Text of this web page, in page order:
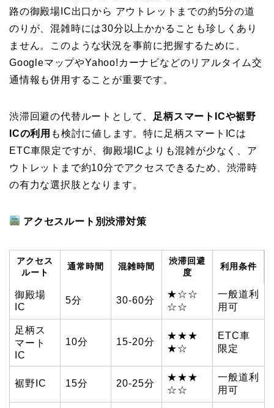
路の御殿場IC出口から アウトレットまでの約5分の道
のりが、混雑時には30分以上かかることも珍しくあり
ません。このような状況を事前に把握するために、
GoogleマップやYahoo!カーナビなどのリアルタイム交
通情報も併用することが重要です。
渋滞回避の代替ルートとして、
足柄スマートICや裾野
ICの利用 も検討に値します。特に足柄スマートICは
ETC車限定ですが、御殿場ICよりも混雑が少なく、ア
ウトレットまで約10分でアクセスできるため、渋滞時
の有力な選択肢となります。
アクセスルート別渋滞対策
アクセス
ルート
通常時間 混雑時間
渋滞回避
度
利用条件
御殿場
IC
5分 30-60分
★☆☆
☆☆
一般道利
用可
足柄ス
マート
IC
10分 15-20分
★★★
★☆
ETC車
限定
裾野IC 15分 20-25分
★★★
☆☆
一般道利
用可